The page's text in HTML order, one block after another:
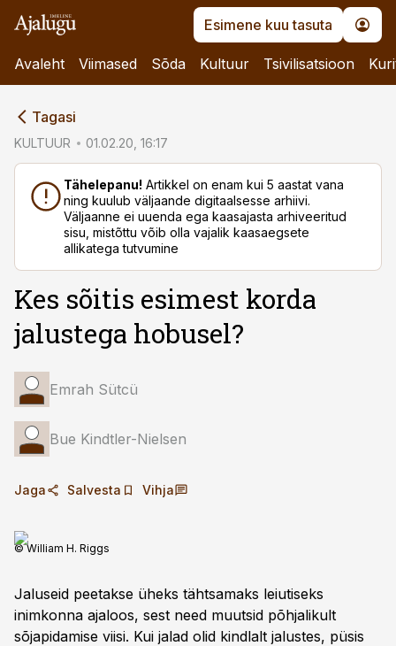
Esimene kuu tasuta
Avaleht Viimased Sõda Kultuur Tsivilisatsioon
Tagasi
KULTUUR 01.02.20, 16:17
Tähelepanu! Artikkel on enam kui 5 aastat vana
ning kuulub väljaande digitaalsesse arhiivi.
Väljaanne ei uuenda ega kaasajasta arhiveeritud
sisu, mistõttu võib olla vajalik kaasaegsete
allikatega tutvumine
Kes sõitis esimest korda
jalustega hobusel?
Emrah Sütcü
Bue Kindtler-Nielsen
Jaga Salvesta Vihja
© William H. Riggs
Jaluseid peetakse üheks tähtsamaks leiutiseks
inimkonna ajaloos, sest need muutsid põhjalikult
sõjapidamise viisi. Kui jalad olid kindlalt jalustes, püsis